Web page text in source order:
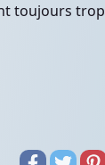
toujours trop